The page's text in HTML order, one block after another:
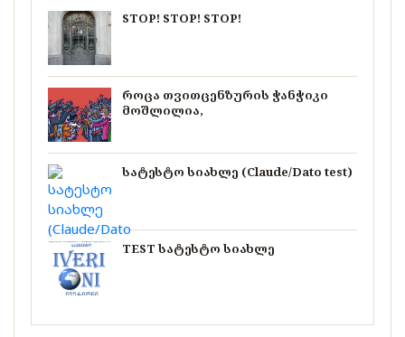
STOP! STOP! STOP!
როცა თვითცენზურის ჭანჭიკი
მოშლილია,
სატესტო სიახლე (Claude/Dato test)
TEST სატესტო სიახლე